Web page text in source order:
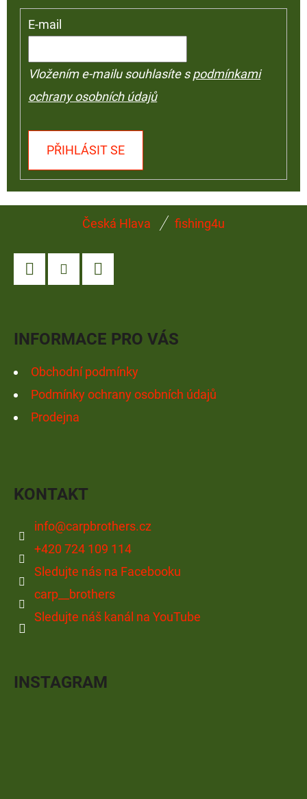
E-mail
Vložením e-mailu souhlasíte spodmínkami
ochrany osobních údajů
PŘIHLÁSIT SE
Česká Hlava fishing4u
INFORMACE PRO VÁS
Obchodní podmínky
Podmínky ochrany osobních údajů
Prodejna
KONTAKT
info@carpbrothers.cz
+420 724 109 114
Sledujte nás na Facebooku
carp__brothers
Sledujte náš kanál na YouTube
INSTAGRAM